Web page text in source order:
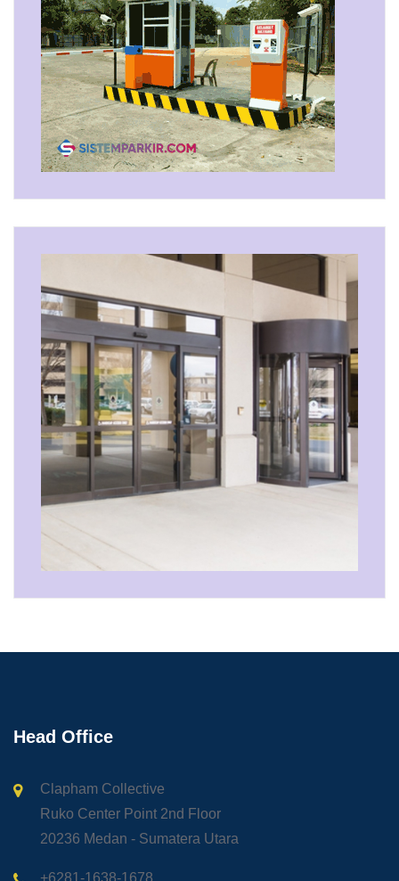
Head Office
Clapham Collective
Ruko Center Point 2nd Floor
20236 Medan - Sumatera Utara
+6281-1638-1678